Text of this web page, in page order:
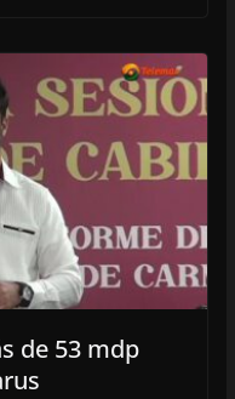
de 53 mdp